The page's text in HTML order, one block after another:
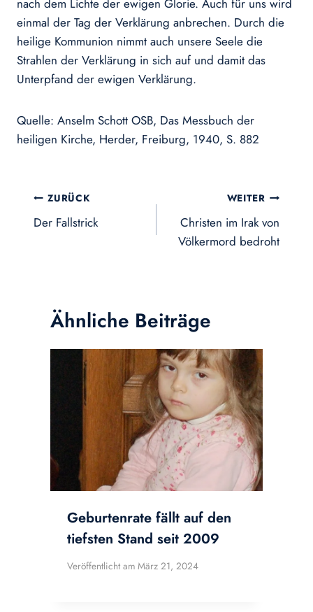
nach dem Lichte der ewigen Glorie. Auch für uns wird
einmal der Tag der Verklärung anbrechen. Durch die
heilige Kommunion nimmt auch unsere Seele die
Strahlen der Verklärung in sich auf und damit das
Unterpfand der ewigen Verklärung.
Quelle: Anselm Schott OSB, Das Messbuch der
heiligen Kirche, Herder, Freiburg, 1940, S. 882
Beitragsnavigation
ZURÜCK
Der Fallstrick
WEITER
Christen im Irak von
Völkermord bedroht
Ähnliche Beiträge
Geburtenrate fällt auf den
tiefsten Stand seit 2009
Veröffentlicht am März 21, 2024